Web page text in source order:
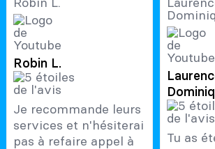
Robin L.
Je recommande leurs
services et n'hésiterai
pas à refaire appel à
Tu as